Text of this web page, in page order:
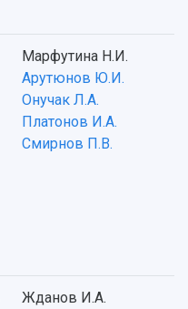
Марфутина Н.И.
Арутюнов Ю.И.
Онучак Л.А.
Платонов И.А.
Смирнов П.В.
Жданов И.А.